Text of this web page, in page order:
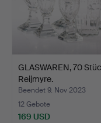
GLASWAREN, 70
Reijmyre.
Beendet 9. Nov 2023
12 Gebote
169 USD